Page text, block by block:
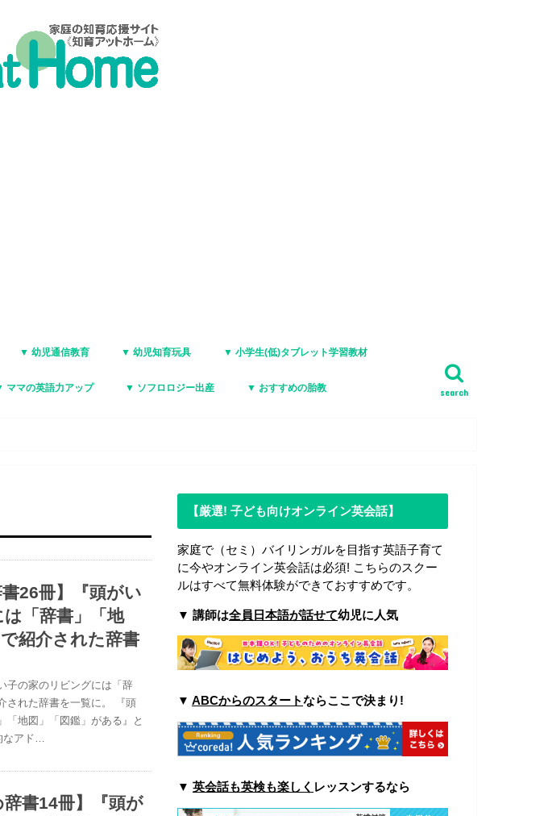
search
▼ 幼児通信教育 ▼ 幼児知育玩具 ▼ 小学生(低)タブレット学習教材
ママの英語力アップ ▼ ソフロロジー出産 ▼ おすすめの胎教
26冊】『頭がい
「辞書」「地
紹介された辞書
子の家のリビングには「辞
された辞書を一覧に。 『頭
「地図」「図鑑」がある』と
なアド…
辞書14冊】『頭が
【厳選! 子ども向けオンライン英会話】
家庭で（セミ）バイリンガルを目指す英語子育て
に今やオンライン英会話は必須! こちらのスクー
ルはすべて無料体験ができておすすめです。
▼ 講師は全員日本語が話せて幼児に人気
▼ ABCからのスタートならここで決まり!
▼ 英会話も英検も楽しく レッスンするなら